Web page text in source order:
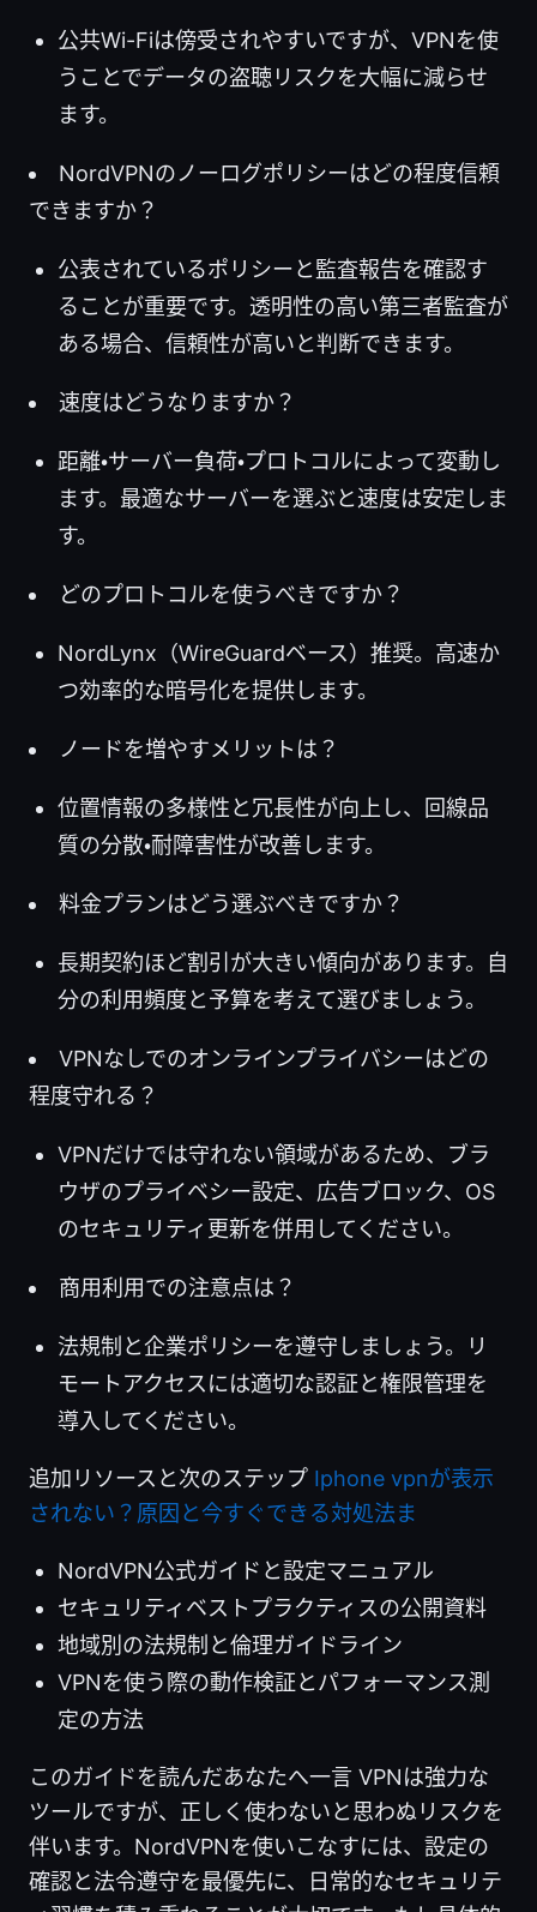
公共Wi-Fiは傍受されやすいですが、VPNを使
うことでデータの盗聴リスクを大幅に減らせ
ます。
NordVPNのノーログポリシーはどの程度信頼
できますか？
公表されているポリシーと監査報告を確認す
ることが重要です。透明性の高い第三者監査が
ある場合、信頼性が高いと判断できます。
速度はどうなりますか？
距離・サーバー負荷・プロトコルによって変動し
ます。最適なサーバーを選ぶと速度は安定しま
す。
どのプロトコルを使うべきですか？
NordLynx（WireGuardベース）推奨。高速か
つ効率的な暗号化を提供します。
ノードを増やすメリットは？
位置情報の多様性と冗長性が向上し、回線品
質の分散・耐障害性が改善します。
料金プランはどう選ぶべきですか？
長期契約ほど割引が大きい傾向があります。自
分の利用頻度と予算を考えて選びましょう。
VPNなしでのオンラインプライバシーはどの
程度守れる？
VPNだけでは守れない領域があるため、ブラ
ウザのプライベシー設定、広告ブロック、OS
のセキュリティ更新を併用してください。
商用利用での注意点は？
法規制と企業ポリシーを遵守しましょう。リ
モートアクセスには適切な認証と権限管理を
導入してください。
追加リソースと次のステップ Iphone vpnが表示
されない？原因と今すぐできる対処法ま
NordVPN公式ガイドと設定マニュアル
セキュリティベストプラクティスの公開資料
地域別の法規制と倫理ガイドライン
VPNを使う際の動作検証とパフォーマンス測
定の方法
このガイドを読んだあなたへ一言 VPNは強力な
ツールですが、正しく使わないと思わぬリスクを
伴います。NordVPNを使いこなすには、設定の
確認と法令遵守を最優先に、日常的なセキュリテ